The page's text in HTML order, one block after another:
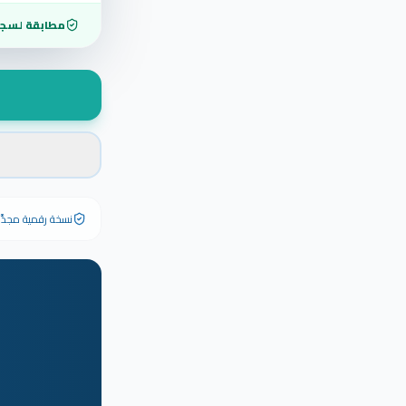
مطابقة
نسخة رقمية مجدَّدة ٢٠٢٦ تحمل رقم الشهادة الأصلي وبياناته كاملة — الشهادة الورقية